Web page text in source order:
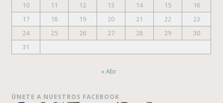
10
11 12 13 14 15
16
17
18 19 20 21 22
23
24
25 26 27 28 29
30
31
« Abr
ÚNETE A NUESTROS FACEBOOK